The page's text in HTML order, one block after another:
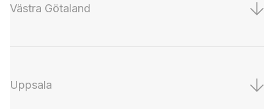
Västra Götaland
Uppsala